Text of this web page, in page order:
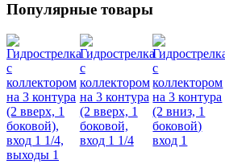
Популярные товары